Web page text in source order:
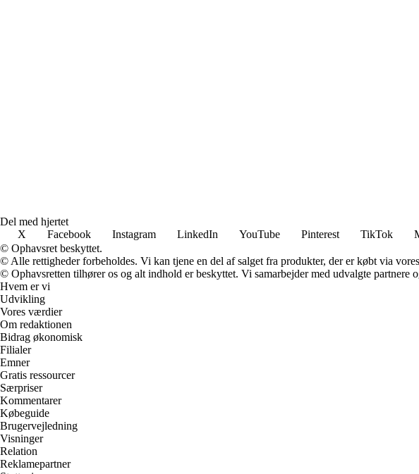
Del med hjertet
X
Facebook Instagram LinkedIn YouTube Pinterest TikTok
© Ophavsret beskyttet.
© Alle rettigheder forbeholdes. Vi kan tjene en del af salget fra produkter, der er købt via
© Ophavsretten tilhører os og alt indhold er beskyttet. Vi samarbejder med udvalgte
Hvem er vi
Udvikling
Vores værdier
Om redaktionen
Bidrag økonomisk
Filialer
Emner
Gratis ressourcer
Særpriser
Kommentarer
Købeguide
Brugervejledning
Visninger
Relation
Reklamepartner